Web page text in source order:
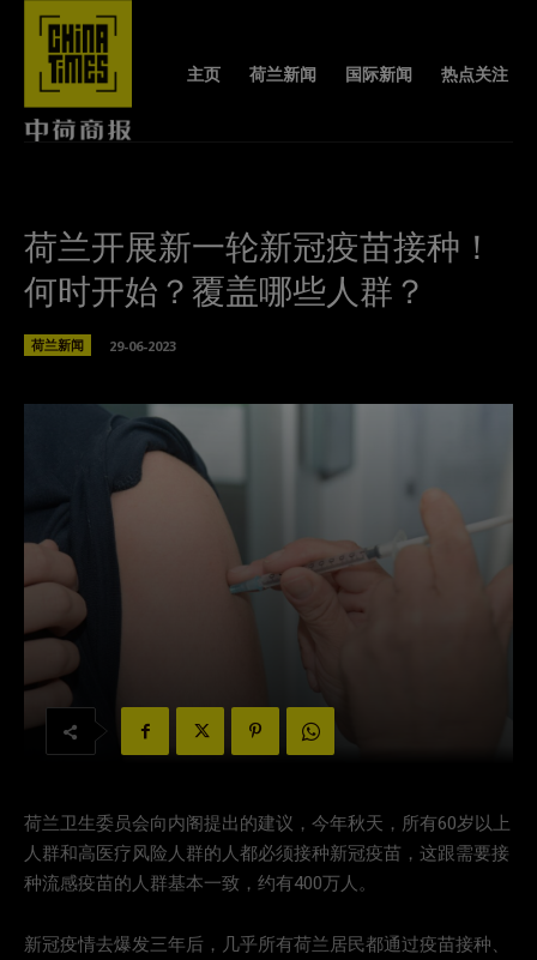
主页 荷兰新闻 国际新闻 热点关注
荷兰开展新一轮新冠疫苗接种！
何时开始？覆盖哪些人群？
荷兰新闻 29-06-2023
荷兰卫生委员会向内阁提出的建议，今年秋天，所有60岁以上
人群和高医疗风险人群的人都必须接种新冠疫苗，这跟需要接
种流感疫苗的人群基本一致，约有400万人。
新冠疫情去爆发三年后，几乎所有荷兰居民都通过疫苗接种、